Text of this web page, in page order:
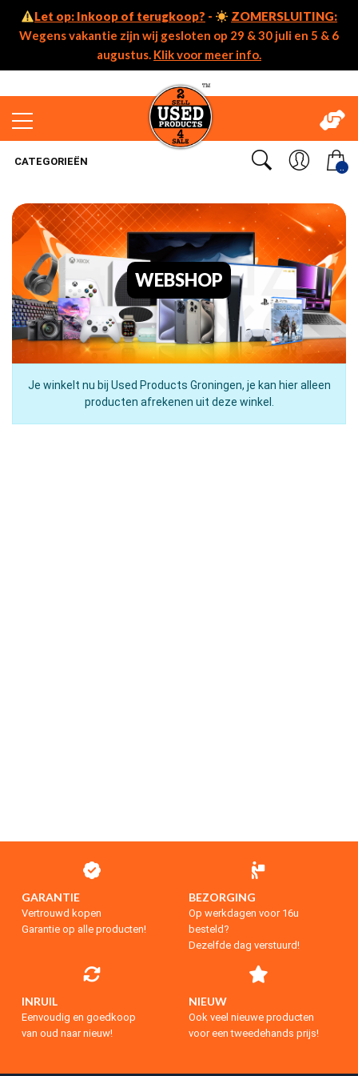
Let op: Inkoop of terugkoop? -
ZOMERSLUITING:
Wegens vakantie zijn wij gesloten op 29 & 30 juli en 5 & 6
augustus. Klik voor meer info.
..
CATEGORIEËN
WEBSHOP
Je winkelt nu bij Used Products Groningen, je kan hier alleen
producten afrekenen uit deze winkel.
GARANTIE
Vertrouwd kopen
Garantie op alle producten!
BEZORGING
Op werkdagen voor 16u
besteld?
Dezelfde dag verstuurd!
INRUIL
Eenvoudig en goedkoop
van oud naar nieuw!
NIEUW
Ook veel nieuwe producten
voor een tweedehands prijs!